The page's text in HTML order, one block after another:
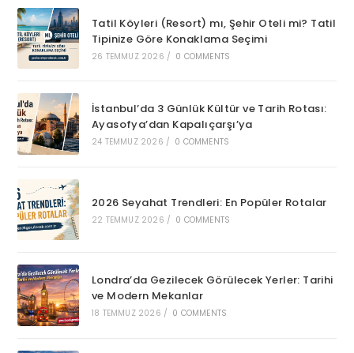
Tatil Köyleri (Resort) mı, Şehir Oteli mi? Tatil
Tipinize Göre Konaklama Seçimi
26 TEMMUZ 2026 / 0 COMMENTS
İstanbul’da 3 Günlük Kültür ve Tarih Rotası:
Ayasofya’dan Kapalıçarşı’ya
24 TEMMUZ 2026 / 0 COMMENTS
2026 Seyahat Trendleri: En Popüler Rotalar
22 TEMMUZ 2026 / 0 COMMENTS
Londra’da Gezilecek Görülecek Yerler: Tarihi
ve Modern Mekanlar
18 TEMMUZ 2026 / 0 COMMENTS